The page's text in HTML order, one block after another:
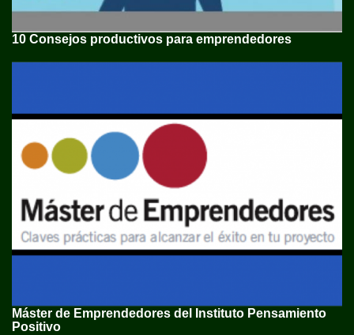
10 Consejos productivos para emprendedores
Máster de Emprendedores del Instituto Pensamiento
Positivo